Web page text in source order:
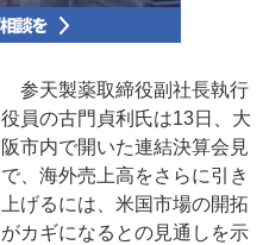
参天製薬取締役副社長執行
役員の古門貞利氏は13日、大
阪市内で開いた連結決算会見
で、海外売上高をさらに引き
上げるには、米国市場の開拓
がカギになるとの見通しを示